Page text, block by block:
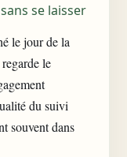
se laisser
le jour de la
le
du suivi
souvent dans